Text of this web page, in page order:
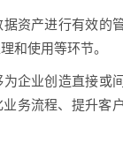
资产进行有效的
和使用等环节。
企业创造直接或
务流程、提升客